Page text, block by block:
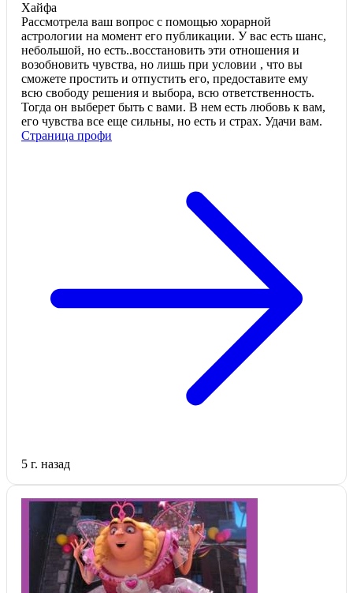
Хайфа
Рассмотрела ваш вопрос с помощью хорарной
астрологии на момент его публикации. У вас есть шанс,
небольшой, но есть..восстановить эти отношения и
возобновить чувства, но лишь при условии , что вы
сможете простить и отпустить его, предоставите ему
всю свободу решения и выбора, всю ответственность.
Тогда он выберет быть с вами. В нем есть любовь к вам,
его чувства все еще сильны, но есть и страх. Удачи вам.
Страница профи
5 г. назад